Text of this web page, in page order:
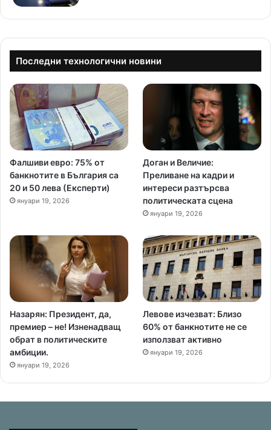
Последни технологични новини
Фалшиви евро: 75% от
банкнотите в България са
20 и 50 лева (Експерти)
януари 19, 2026
Доган и Величие:
Преливане на кадри и
интереси разтърсва
политическата сцена
януари 19, 2026
Назарян: Президент, да,
премиер – не! Изненадващ
обрат в политическите
амбиции.
януари 19, 2026
Левове изчезват: Близо
60% от банкнотите не се
използват активно
януари 19, 2026